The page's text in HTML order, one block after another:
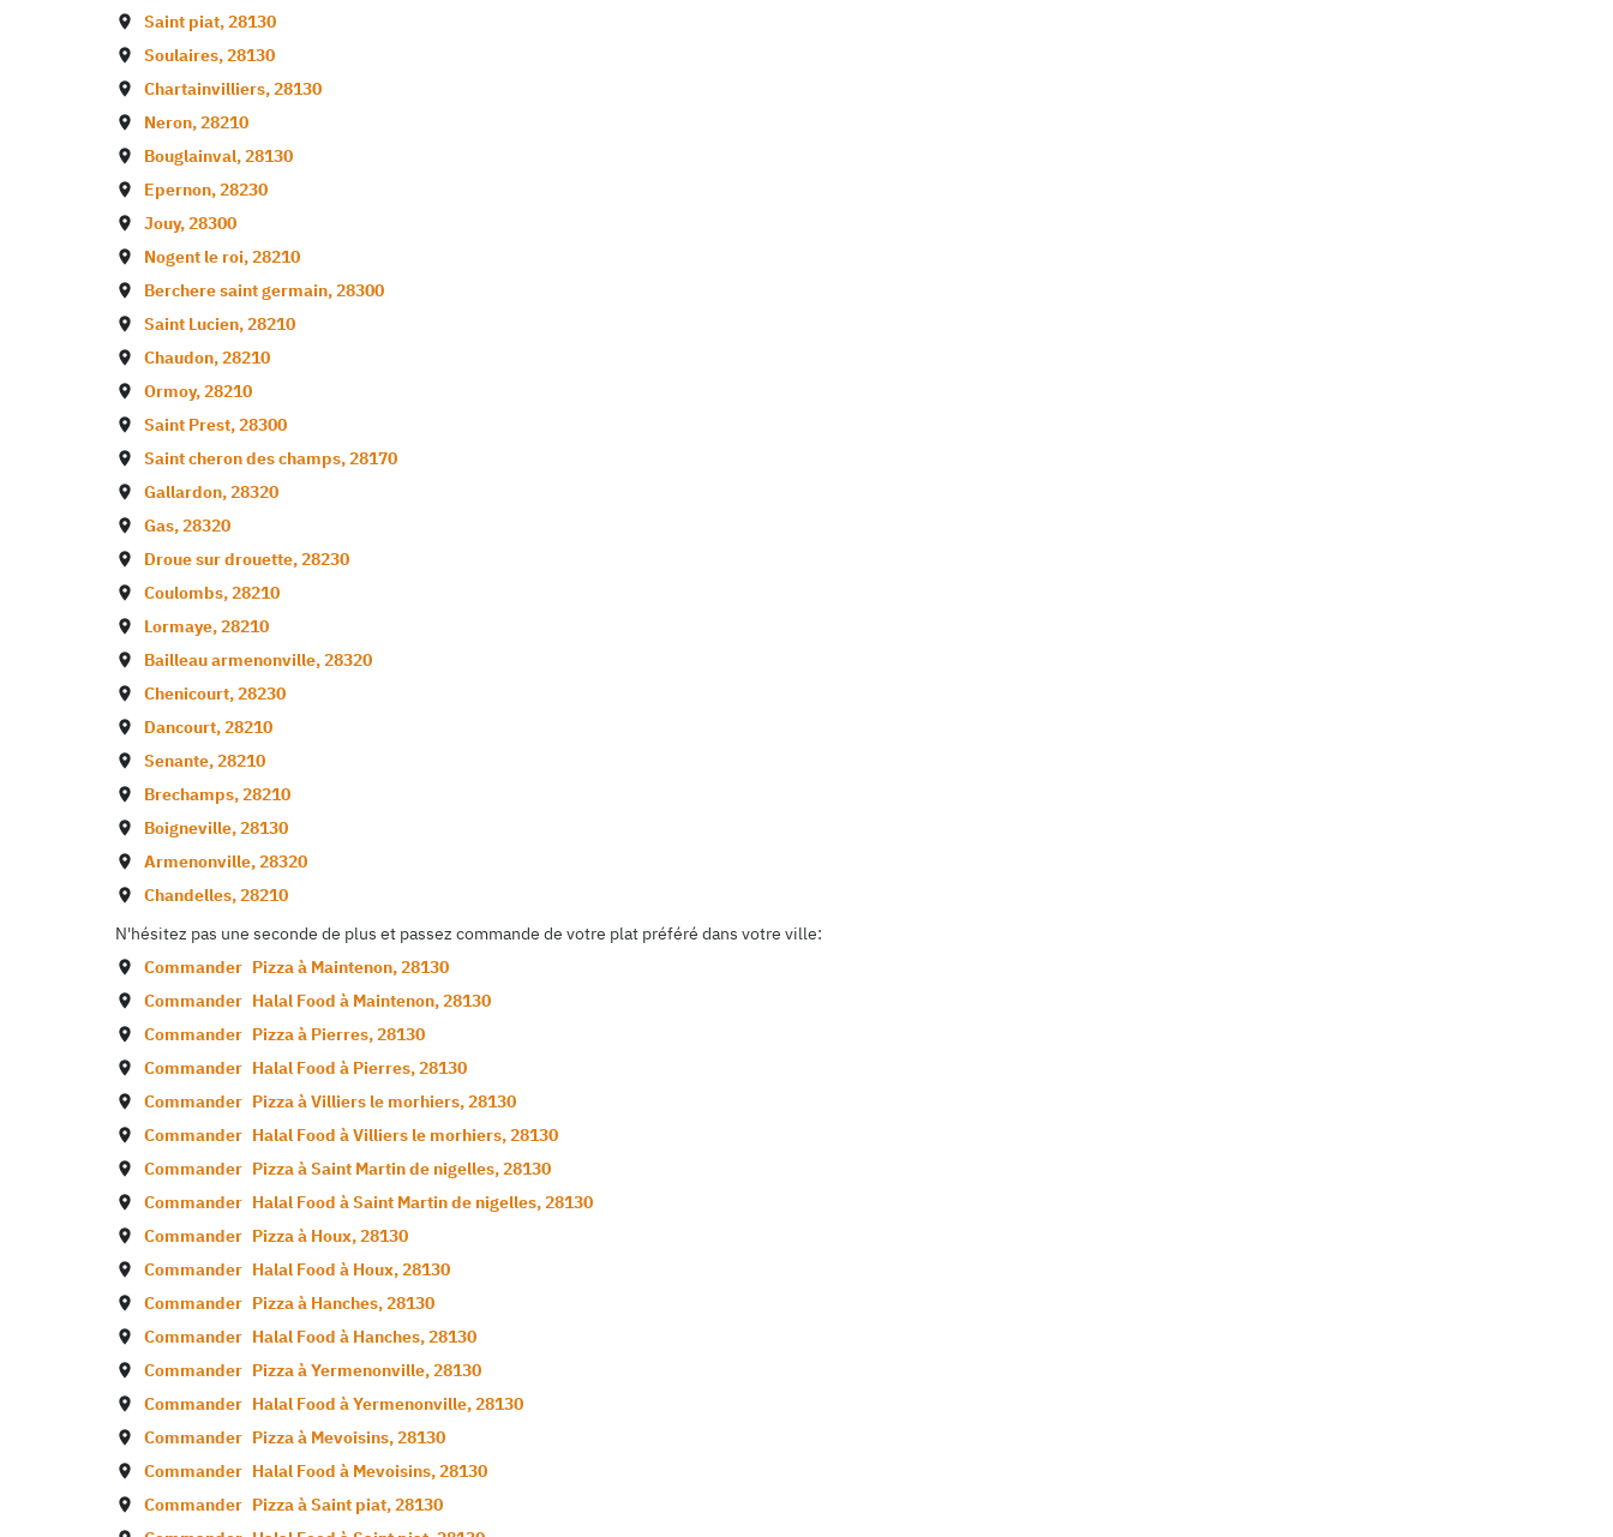
Saint piat,28130
Soulaires,28130
Chartainvilliers,28130
Neron,28210
Bouglainval,28130
Epernon,28230
Jouy,28300
Nogent le roi,28210
Berchere saint germain,28300
Saint Lucien,28210
Chaudon,28210
Ormoy,28210
Saint Prest,28300
Saint cheron des champs,28170
Gallardon,28320
Gas,28320
Droue sur drouette,28230
Coulombs,28210
Lormaye,28210
Bailleau armenonville,28320
Chenicourt,28230
Dancourt,28210
Senante,28210
Brechamps,28210
Boigneville,28130
Armenonville,28320
Chandelles,28210
N'hésitez pas une seconde de plus et passez commande de votre plat préféré dans votre ville:
Commander Pizza à Maintenon,28130
Commander Halal Food à Maintenon,28130
Commander Pizza à Pierres,28130
Commander Halal Food à Pierres,28130
Commander Pizza àVilliers le morhiers,28130
Commander Halal Food àVilliers le morhiers,28130
Commander Pizza àSaint Martin de nigelles,28130
Commander Halal Food àSaint Martin de nigelles,28130
Commander Pizza à Houx,28130
Commander Halal Food à Houx,28130
Commander Pizza à Hanches,28130
Commander Halal Food à Hanches,28130
Commander Pizza àYermenonville,28130
Commander Halal Food àYermenonville,28130
Commander Pizza à Mevoisins,28130
Commander Halal Food à Mevoisins,28130
Commander Pizza àSaint piat,28130